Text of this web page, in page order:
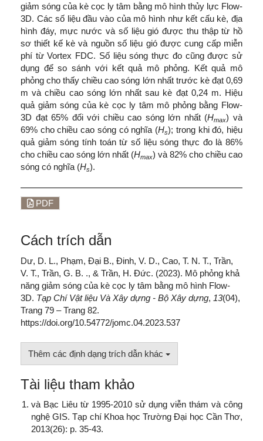
giảm sóng của kè cọc ly tâm bằng mô hình thủy lực Flow-
3D. Các số liệu đầu vào của mô hình như kết cấu kè, địa
hình đáy, mực nước và số liệu gió được thu thập từ hồ
sơ thiết kế kè và nguồn số liệu gió được cung cấp miễn
phí từ Vortex FDC. Số liệu sóng thực đo cũng được sử
dụng để so sánh với kết quả mô phỏng. Kết quả mô
phỏng cho thấy chiều cao sóng lớn nhất trước kè đạt 0,69
m và chiều cao sóng lớn nhất sau kè đạt 0,24 m. Hiệu
quả giảm sóng của kè cọc ly tâm mô phỏng bằng Flow-
3D đạt 65% đối với chiều cao sóng lớn nhất (Hmax) và
69% cho chiều cao sóng có nghĩa (Hs); trong khi đó, hiệu
quả giảm sóng tính toán từ số liệu sóng thực đo là 86%
cho chiều cao sóng lớn nhất (Hmax) và 82% cho chiều cao
sóng có nghĩa (Hs).
PDF
Cách trích dẫn
Dư, D. L., Phạm, Đại B., Đinh, V. D., Cao, T. N. T., Trần,
V. T., Trần, G. B. ., & Trần, H. Đức. (2023). Mô phỏng khả
năng giảm sóng của kè cọc ly tâm bằng mô hình Flow-
3D. Tạp Chí Vật liệu Và Xây dựng - Bộ Xây dựng, 13(04),
Trang 79 – Trang 82.
https://doi.org/10.54772/jomc.04.2023.537
Thêm các định dạng trích dẫn khác
Tài liệu tham khảo
và Bạc Liêu từ 1995-2010 sử dụng viễn thám và công
nghệ GIS. Tạp chí Khoa học Trường Đại học Cần Thơ,
2013(26): p. 35-43.